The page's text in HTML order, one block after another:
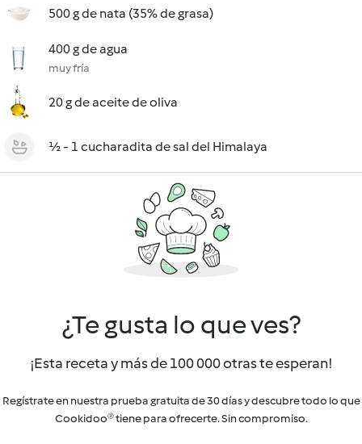
500 g de nata (35% de grasa)
400 g de agua
muy fría
20 g de aceite de oliva
½ - 1 cucharadita de sal del Himalaya
¿Te gusta lo que ves?
¡Esta receta y más de 100 000 otras te esperan!
Regístrate en nuestra prueba gratuita de 30 días y descubre todo lo que
Cookidoo® tiene para ofrecerte. Sin compromiso.